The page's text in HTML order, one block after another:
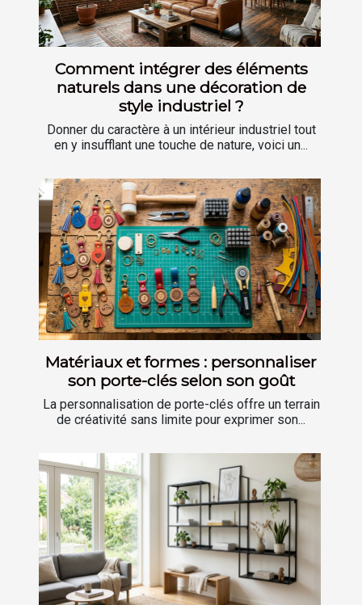
Comment intégrer des éléments
naturels dans une décoration de
style industriel ?
Donner du caractère à un intérieur industriel tout
en y insufflant une touche de nature, voici un...
Matériaux et formes : personnaliser
son porte-clés selon son goût
La personnalisation de porte-clés offre un terrain
de créativité sans limite pour exprimer son...